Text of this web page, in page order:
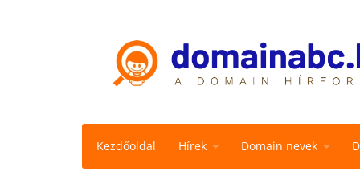
Kezdőoldal Hírek Domain nevek